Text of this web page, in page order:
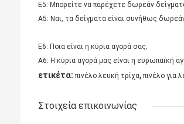
Ε5: Μπορείτε να παρέχετε δωρεάν
A5: Ναι, τα δείγματα είναι συνήθως
Ε6: Ποια είναι η κύρια αγορά σας;
A6: Η κύρια αγορά μας είναι η ευρωπαϊκή
ετικέτα: πινέλο λευκή τρίχα, πινέλο για
Στοιχεία επικοινωνίας